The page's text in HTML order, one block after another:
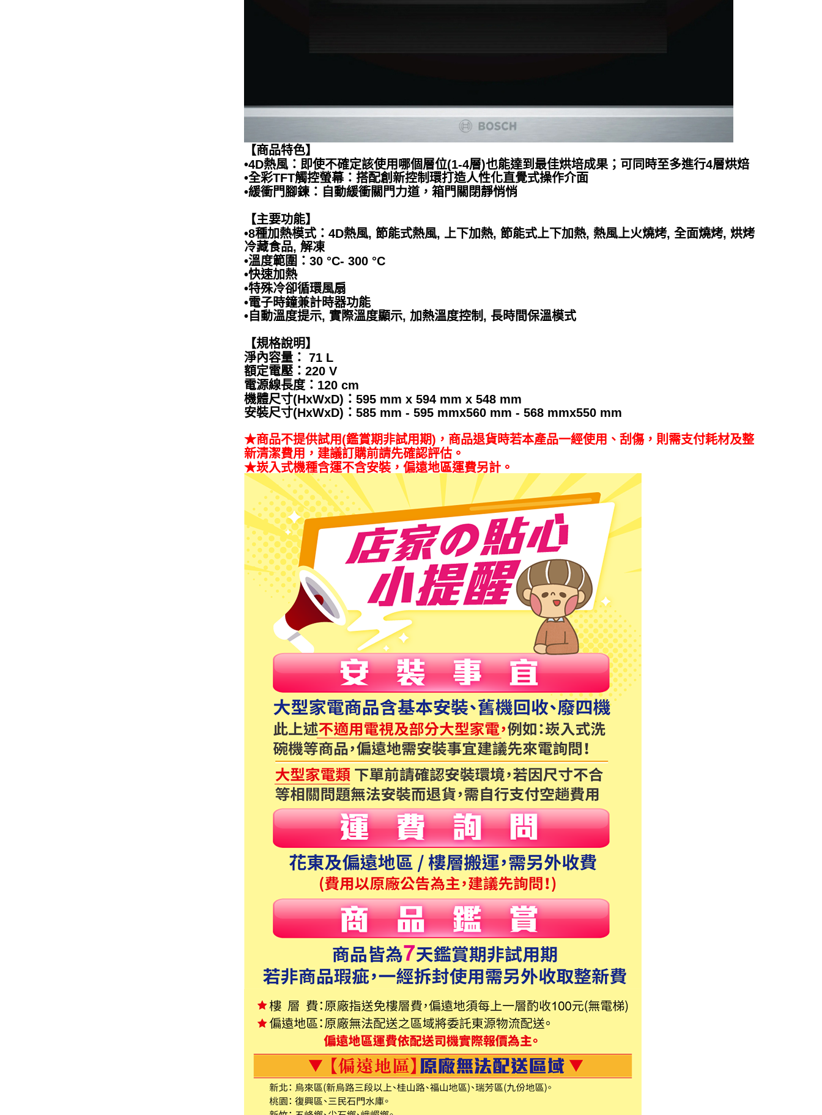
【商品特色】
•4D熱風：即使不確定該使用哪個層位(1-4層)也能達到最佳烘培成果；可同時至多進行4層烘焙
•全彩TFT觸控螢幕：搭配創新控制環打造人性化直覺式操作介面
•緩衝門腳鍊：自動緩衝關門力道，箱門關閉靜悄悄
【主要功能】
•8種加熱模式：4D熱風, 節能式熱風, 上下加熱, 節能式上下加熱, 熱風上火燒烤, 全面燒烤, 烘烤
冷藏食品, 解凍
•溫度範圍：30 °C- 300 °C
•快速加熱
•特殊冷卻循環風扇
•電子時鐘兼計時器功能
•自動溫度提示, 實際溫度顯示, 加熱溫度控制, 長時間保溫模式
【規格說明】
淨內容量： 71 L
額定電壓：220 V
電源線長度：120 cm
機體尺寸(HxWxD)：595 mm x 594 mm x 548 mm
安裝尺寸(HxWxD)：585 mm - 595 mmx560 mm - 568 mmx550 mm
★商品不提供試用(鑑賞期非試用期)，商品退貨時若本產品一經使用、刮傷，則需支付耗材及整
新清潔費用，建議訂購前請先確認評估。
★崁入式機種含運不含安裝，偏遠地區運費另計。